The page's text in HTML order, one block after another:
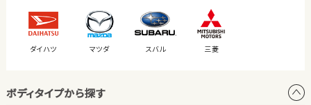
ダイハツ マツダ スバル 三菱
ボディタイプから探す